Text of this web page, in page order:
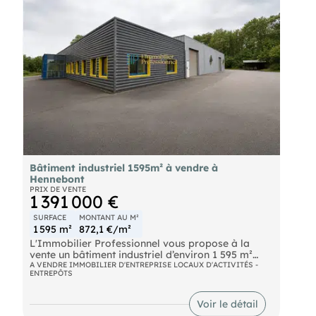
actif professionnel déjà occupé, offrant une bonne
visibilité locative, une diversification du risque et
des revenus immédiats.
Bâtiment industriel 1595m² à vendre à
Hennebont
PRIX DE VENTE
1 391 000 €
SURFACE
1 595 m²
MONTANT AU M²
872,1 €/m²
L'Immobilier Professionnel vous propose à la
vente un bâtiment industriel d’environ 1 595 m²
situé à Hennebont, au sein d’une zone d’activités
dynamique à proximité de Lorient et des grands
A VENDRE IMMOBILIER D'ENTREPRISE LOCAUX D'ACTIVITÉS -
ENTREPÔTS
Voir le détail